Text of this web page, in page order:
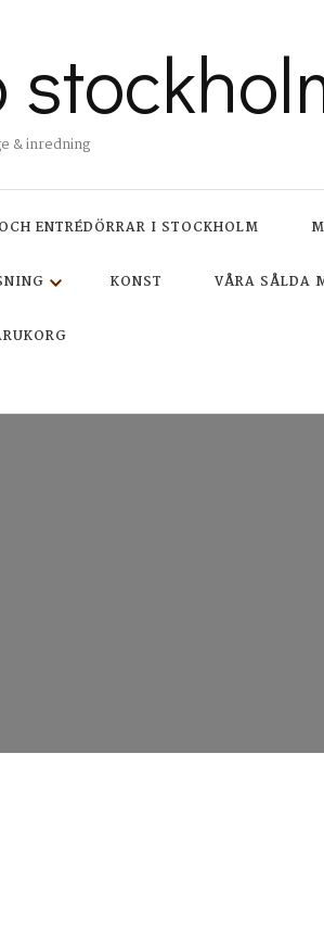
& inredning
ENTRÉDÖRRAR I STOCKHOLM
KONST VÅRA SÅLDA